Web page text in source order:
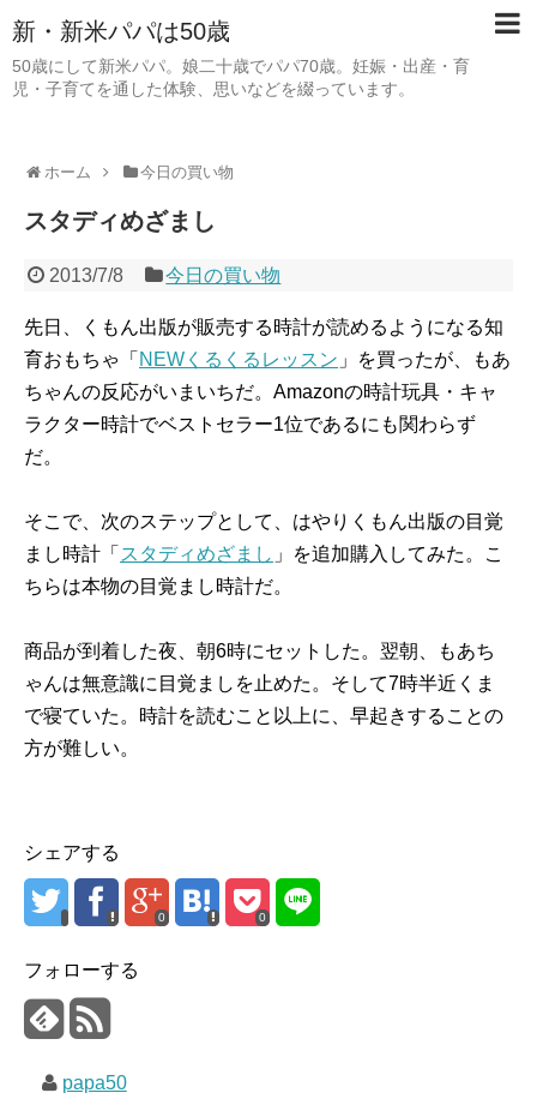
新・新米パパは50歳
50歳にして新米パパ。娘二十歳でパパ70歳。妊娠・出産・育
児・子育てを通した体験、思いなどを綴っています。
ホーム 今日の買い物
スタディめざまし
2013/7/8 今日の買い物
先日、くもん出版が販売する時計が読めるようになる知
育おもちゃ「 NEWくるくるレッスン 」を買ったが、もあ
ちゃんの反応がいまいちだ。Amazonの時計玩具・キャ
ラクター時計でベストセラー1位であるにも関わらず
だ。
そこで、次のステップとして、はやりくもん出版の目覚
まし時計「 スタディめざまし 」を追加購入してみた。こ
ちらは本物の目覚まし時計だ。
商品が到着した夜、朝6時にセットした。翌朝、もあち
ゃんは無意識に目覚ましを止めた。そして7時半近くま
で寝ていた。時計を読むこと以上に、早起きすることの
方が難しい。
シェアする
0 0
フォローする
papa50